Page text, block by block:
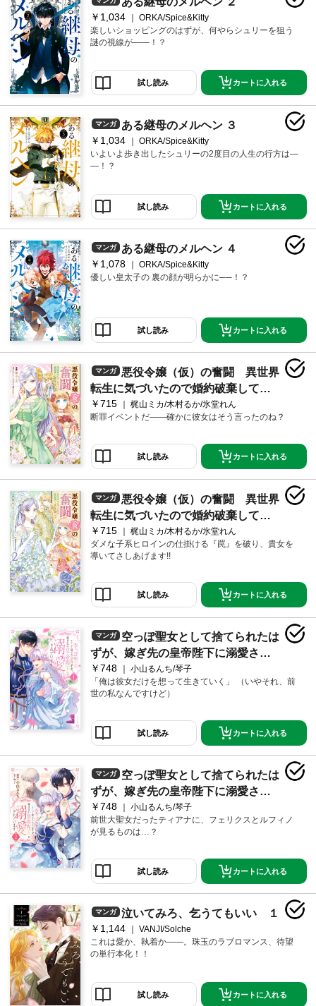
￥1,034
ORKA/Spice&Kitty
楽しいショッピングのはずが、何やらシュリーを狙う
謎の視線が――！？
試し読み カートに入れる
マンガ ある継母のメルヘン ３
￥1,034
ORKA/Spice&Kitty
いよいよ歩き出したシュリーの2度目の人生の行方は―
―！？
試し読み カートに入れる
マンガ ある継母のメルヘン ４
￥1,078
ORKA/Spice&Kitty
優しい皇太子の 裏の顔が明らかに──！？
試し読み カートに入れる
マンガ
悪役令嬢（仮）の奮闘 異世界
転生に気づいたので婚約破棄して魂
の番を探します１
￥715
梶山ミカ/木村るか/氷堂れん
断罪イベントだ――確かに彼女はそう言ったのね？
試し読み カートに入れる
マンガ
悪役令嬢（仮）の奮闘 異世界
転生に気づいたので婚約破棄して魂
の番を探します２
￥715
梶山ミカ/木村るか/氷堂れん
ダメな子系ヒロインの仕掛ける『罠』を破り、貴女を
導いてさしあげます!!
試し読み カートに入れる
マンガ
空っぽ聖女として捨てられたは
ずが、嫁ぎ先の皇帝陛下に溺愛され
ています 1
￥748
小山るんち/琴子
「俺は彼女だけを想って生きていく」 （いやそれ、前
世の私なんですけど）
試し読み カートに入れる
マンガ
空っぽ聖女として捨てられたは
ずが、嫁ぎ先の皇帝陛下に溺愛され
ています 2
￥748
小山るんち/琴子
前世大聖女だったティアナに、フェリクスとルフィノ
が見るものは…？
試し読み カートに入れる
マンガ 泣いてみろ、乞うてもいい １
￥1,144
VANJI/Solche
これは愛か、執着か――。珠玉のラブロマンス、待望
の単行本化！！
試し読み カートに入れる